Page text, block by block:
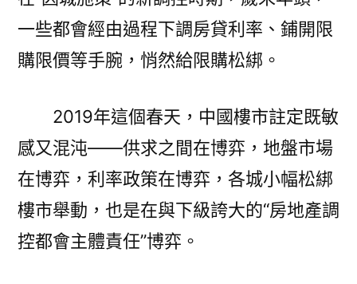
一些都會經由過程下調房貸利率、鋪開限
購限價等手腕，悄然給限購松綁。
2019年這個春天，中國樓市註定既敏
感又混沌——供求之間在博弈，地盤市場
在博弈，利率政策在博弈，各城小幅松綁
樓市舉動，也是在與下級誇大的“房地產調
控都會主體責任”博弈。